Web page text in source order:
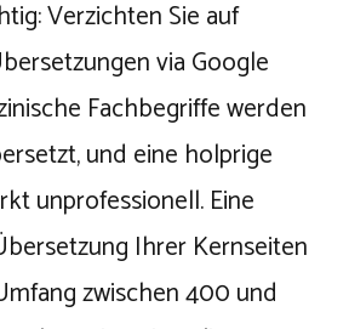
Verzichten Sie auf
via Google
Fachbegriffe werden
und eine holprige
unprofessionell. Eine
Ihrer Kernseiten
zwischen 400 und